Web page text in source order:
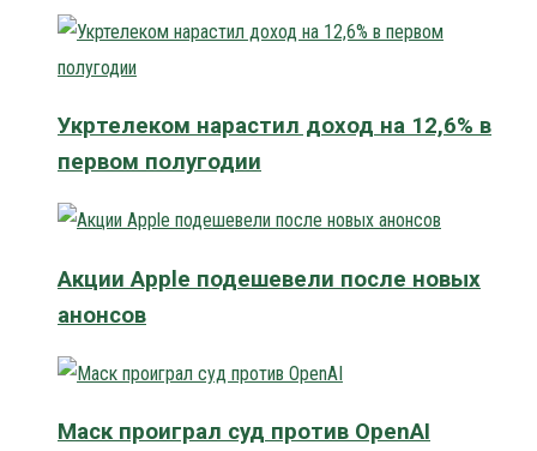
Укртелеком нарастил доход на 12,6% в
первом полугодии
Акции Apple подешевели после новых
анонсов
Маск проиграл суд против OpenAI